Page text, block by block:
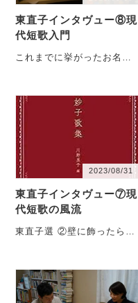
東直子インタヴュー⑧現
代短歌入門
これまでに挙がったお名前
ようがないというか・・・
2023/08/31
東直子インタヴュー⑦現
代短歌の風流
東直子選 ②壁に飾ったら風
さし指の秋の灯
台 ・・・